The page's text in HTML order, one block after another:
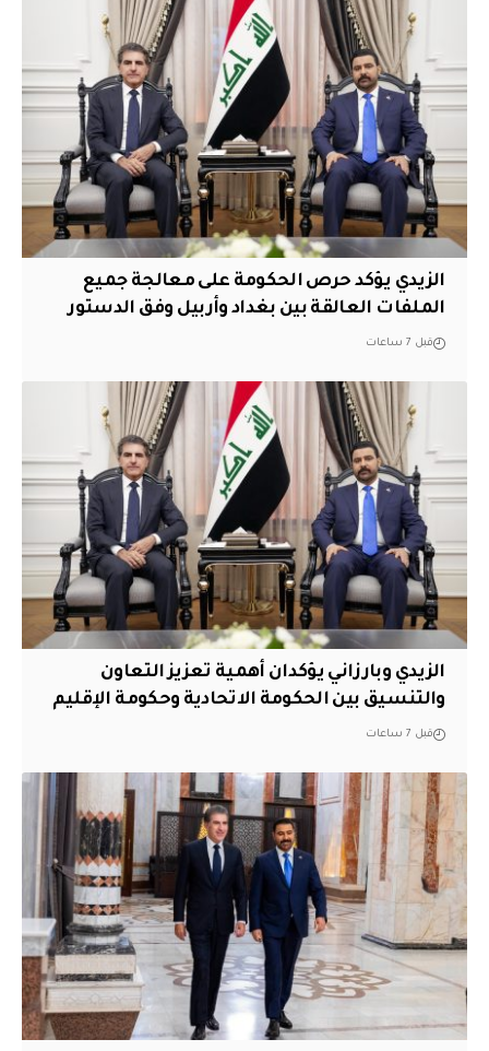
الزيدي يؤكد حرص الحكومة على معالجة جميع
الملفات العالقة بين بغداد وأربيل وفق الدستور
قبل 7 ساعات
الزيدي وبارزاني يؤكدان أهمية تعزيز التعاون
والتنسيق بين الحكومة الاتحادية وحكومة الإقليم
قبل 7 ساعات